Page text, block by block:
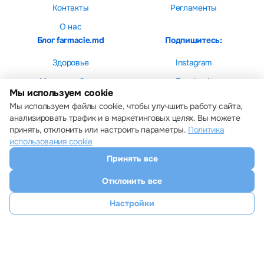
Контакты
О нас
Регламенты
Блог farmacie.md
Здоровье
Мама и ребенок
Красота
Подпишитесь:
Instagram
Facebook
Все права защищены © 2013 – 2026 Farmacie.md
Скачайте наше приложение
Настройки cookie
Мы используем cookie
Мы используем файлы cookie, чтобы улучшить работу сайта,
анализировать трафик и в маркетинговых целях. Вы можете
принять, отклонить или настроить параметры. Политика
использования cookie
Принять все
Отклонить все
Настройки